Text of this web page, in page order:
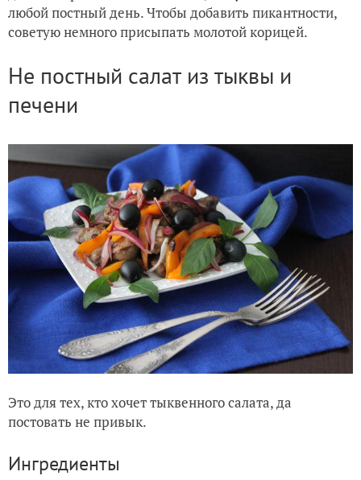
любой постный день. Чтобы добавить пикантности,
советую немного присыпать молотой корицей.
Не постный салат из тыквы и
печени
Это для тех, кто хочет тыквенного салата, да
постовать не привык.
Ингредиенты